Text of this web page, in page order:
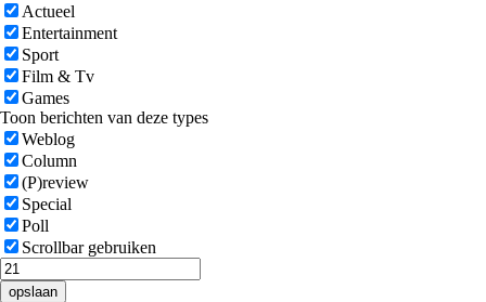
Actueel
Entertainment
Sport
Film & Tv
Games
Toon berichten van deze types
Weblog
Column
(P)review
Special
Poll
Scrollbar gebruiken
opslaan